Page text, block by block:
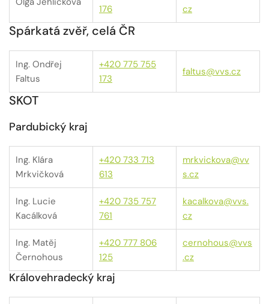
176
cz
Spárkatá zvěř, celá ČR
Ing. Ondřej
Faltus
+420 775 755
173
faltus@vvs.cz
SKOT
Pardubický kraj
Ing. Klára
Mrkvičková
+420 733 713
613
mrkvickova@vv
s.cz
Ing. Lucie
Kacálková
+420 735 757
761
kacalkova@vvs.
cz
Ing. Matěj
Černohous
+420 777 806
125
cernohous@vvs
.cz
Královehradecký kraj